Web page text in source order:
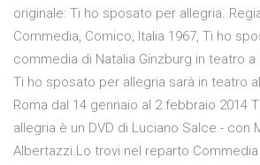
originale: Ti ho sposato per allegria.
Commedia, Comico, Italia 1967, Ti ho
commedia di Natalia Ginzburg in teatro
Ti ho sposato per allegria sarà in teatro
Roma dal 14 gennaio al 2 febbraio 2014
allegria è un DVD di Luciano Salce - con
Albertazzi.Lo trovi nel reparto Commedia